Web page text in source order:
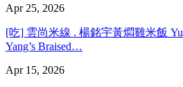
Apr 25, 2026
[吃] 雲尚米線 . 楊銘宇黃燜雞米飯
Yang’s Braised…
Apr 15, 2026